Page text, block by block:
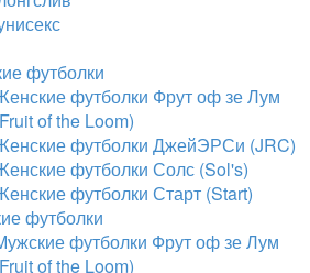
футболки
футболки Фрут оф зе Лум
of the Loom)
футболки ДжейЭРСи (JRC)
футболки Солс (Sol's)
футболки Старт (Start)
футболки
футболки Фрут оф зе Лум
of the Loom)